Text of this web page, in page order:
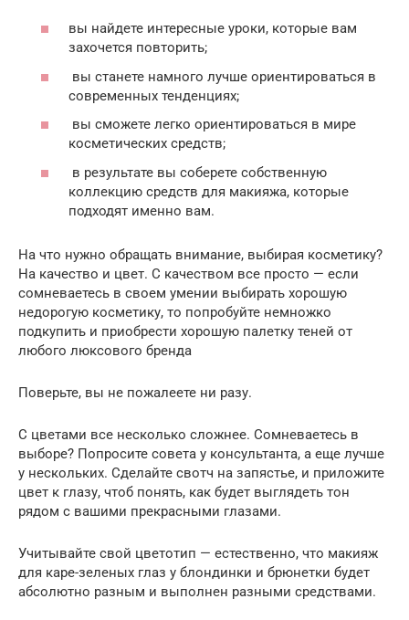
вы найдете интересные уроки, которые вам
захочется повторить;
вы станете намного лучше ориентироваться в
современных тенденциях;
вы сможете легко ориентироваться в мире
косметических средств;
в результате вы соберете собственную
коллекцию средств для макияжа, которые
подходят именно вам.
На что нужно обращать внимание, выбирая косметику?
На качество и цвет. С качеством все просто — если
сомневаетесь в своем умении выбирать хорошую
недорогую косметику, то попробуйте немножко
подкупить и приобрести хорошую палетку теней от
любого люксового бренда
Поверьте, вы не пожалеете ни разу.
С цветами все несколько сложнее. Сомневаетесь в
выборе? Попросите совета у консультанта, а еще лучше
у нескольких. Сделайте свотч на запястье, и приложите
цвет к глазу, чтоб понять, как будет выглядеть тон
рядом с вашими прекрасными глазами.
Учитывайте свой цветотип — естественно, что макияж
для каре-зеленых глаз у блондинки и брюнетки будет
абсолютно разным и выполнен разными средствами.